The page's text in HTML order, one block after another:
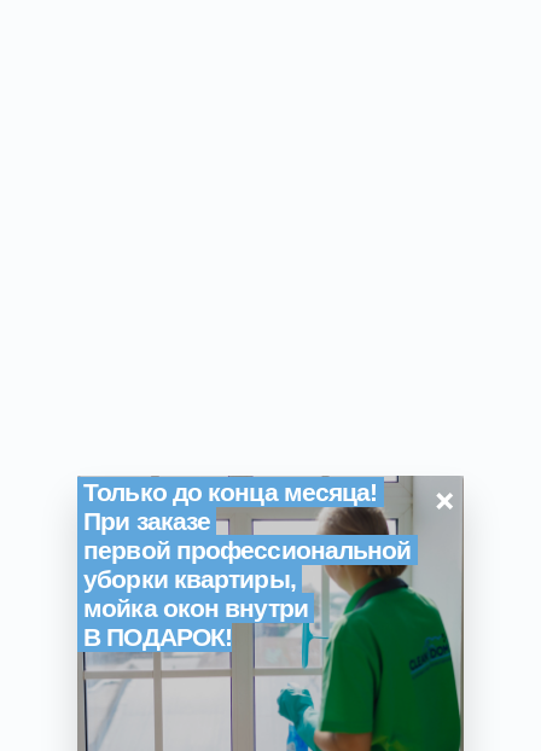
Только до конца месяца!
При заказе
первой профессиональной
уборки квартиры,
мойка окон внутри
В ПОДАРОК!
×